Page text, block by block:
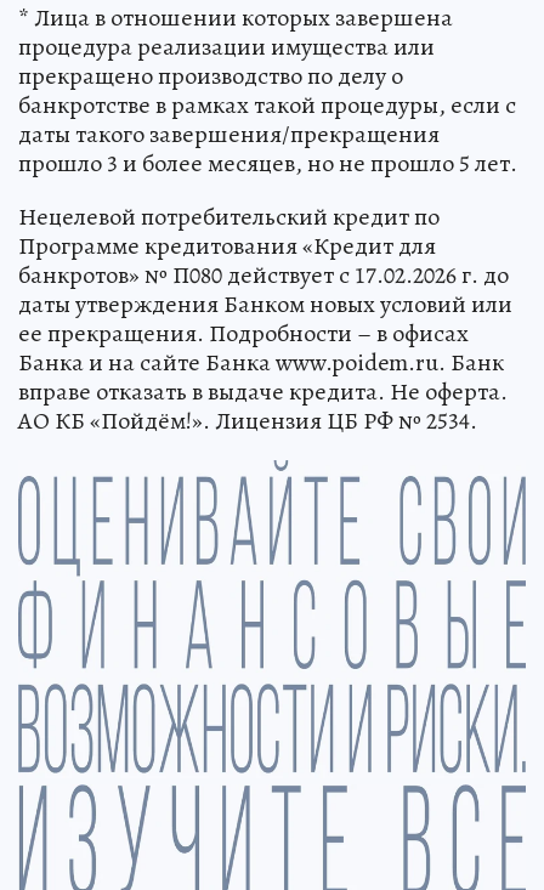
* Лица в отношении которых завершена
процедура реализации имущества или
прекращено производство по делу о
банкротстве в рамках такой процедуры, если с
даты такого завершения/прекращения
прошло 3 и более месяцев, но не прошло 5 лет.
Нецелевой потребительский кредит по
Программе кредитования «Кредит для
банкротов» № П080 действует с 17.02.2026 г. до
даты утверждения Банком новых условий или
ее прекращения. Подробности – в офисах
Банка и на сайте Банка www.poidem.ru. Банк
вправе отказать в выдаче кредита. Не оферта.
АО КБ «Пойдём!». Лицензия ЦБ РФ № 2534.